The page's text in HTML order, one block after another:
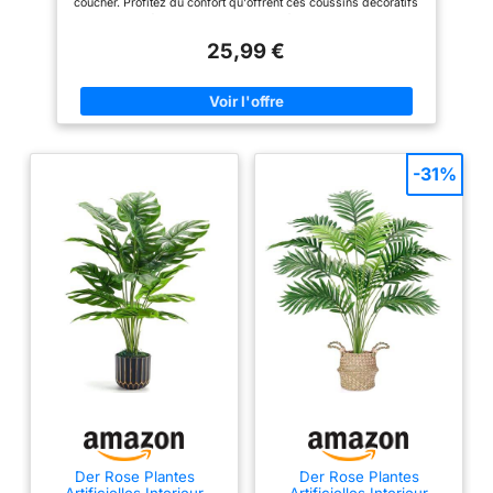
coucher. Profitez du confort qu'offrent ces coussins décoratifs
qualité et le design des coussins Flowen et offrez-vous une
touche parfaite pour votre canapé et le coussin idéal pour votre
lit. Les coussins Flowen s'adaptent parfaitement à toutes les
taies d'oreiller extérieures de la même taille (veuillez noter que
soulagement et détente et sont donc le choix idéal pour un
blanc, ce qui garantit des caractéristiques hypoallergéniques,
anti-acariens et respirantes. Le rembourrage intérieur en fibres
de polyester favorise une circulation optimale de l'air, ce qui
permet aux coussins de rester fermes et incroyablement doux,
et est conçu pour offrir un repos inégalé. ENTRETIEN DU
PRODUIT : Les coussins Flowen offrent le plus haut niveau
d'hygiène grâce à leur facilité de lavage en machine. Vous
pouvez les garder frais et propres à tout moment, garantissant
ainsi un environnement propre et confortable. Nous vous
recommandons de consulter l'étiquette d'instructions pour
savoir comment laver et entretenir vos coussins. Avec Flowen,
vous avez la certitude de disposer d'oreillers toujours
d'unités par set, les coussins s'adaptent parfaitement à votre
style. Nous avons ce qu'il vous faut. Obtenez un résultat
optimal en matière d'ameublement et assurez-vous un sommeil
confortable. Dimensions disponibles : 30x30, 30x50, 35x35,
25,99 €
Der Rose Plantes
Der Rose Plantes
-31%